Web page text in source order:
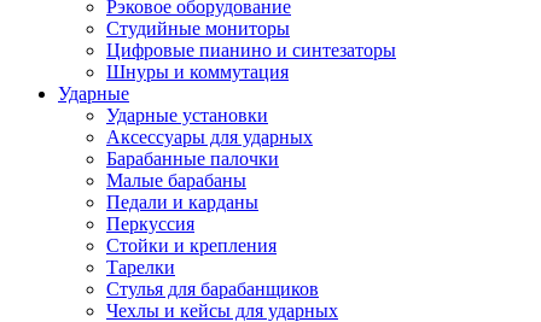
Рэковое оборудование
Студийные мониторы
Цифровые пианино и синтезаторы
Шнуры и коммутация
Ударные
Ударные установки
Аксессуары для ударных
Барабанные палочки
Малые барабаны
Педали и карданы
Перкуссия
Стойки и крепления
Тарелки
Стулья для барабанщиков
Чехлы и кейсы для ударных